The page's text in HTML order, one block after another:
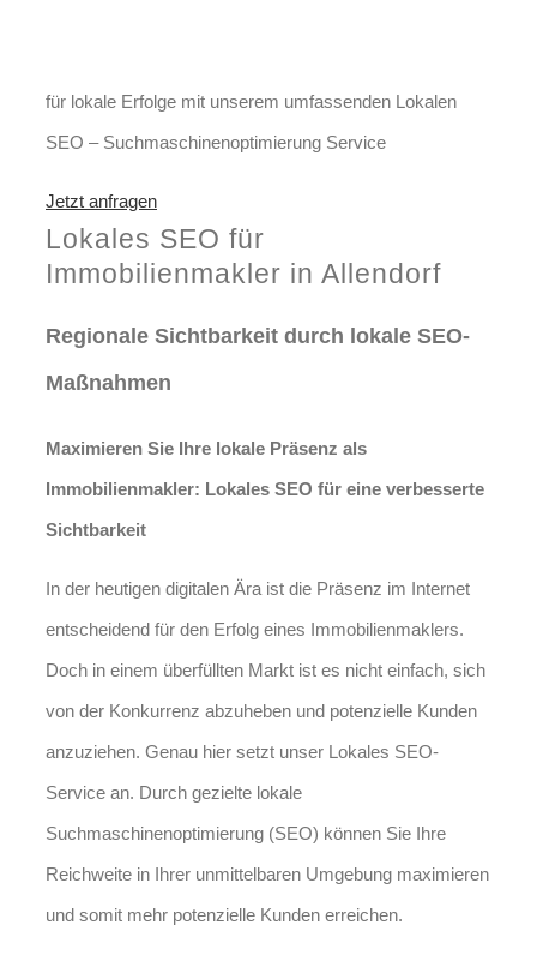
für lokale Erfolge mit unserem umfassenden Lokalen
SEO – Suchmaschinenoptimierung Service
Jetzt anfragen
Lokales SEO für
Immobilienmakler in Allendorf
Regionale Sichtbarkeit durch lokale SEO-
Maßnahmen
Maximieren Sie Ihre lokale Präsenz als
Immobilienmakler: Lokales SEO für eine verbesserte
Sichtbarkeit
In der heutigen digitalen Ära ist die Präsenz im Internet
entscheidend für den Erfolg eines Immobilienmaklers.
Doch in einem überfüllten Markt ist es nicht einfach, sich
von der Konkurrenz abzuheben und potenzielle Kunden
anzuziehen. Genau hier setzt unser Lokales SEO-
Service an. Durch gezielte lokale
Suchmaschinenoptimierung (SEO) können Sie Ihre
Reichweite in Ihrer unmittelbaren Umgebung maximieren
und somit mehr potenzielle Kunden erreichen.